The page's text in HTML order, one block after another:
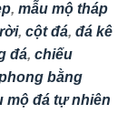
, mẫu mộ tháp
, cột đá, đá kê
đá, chiếu
bằng
mộ đá tự nhiên